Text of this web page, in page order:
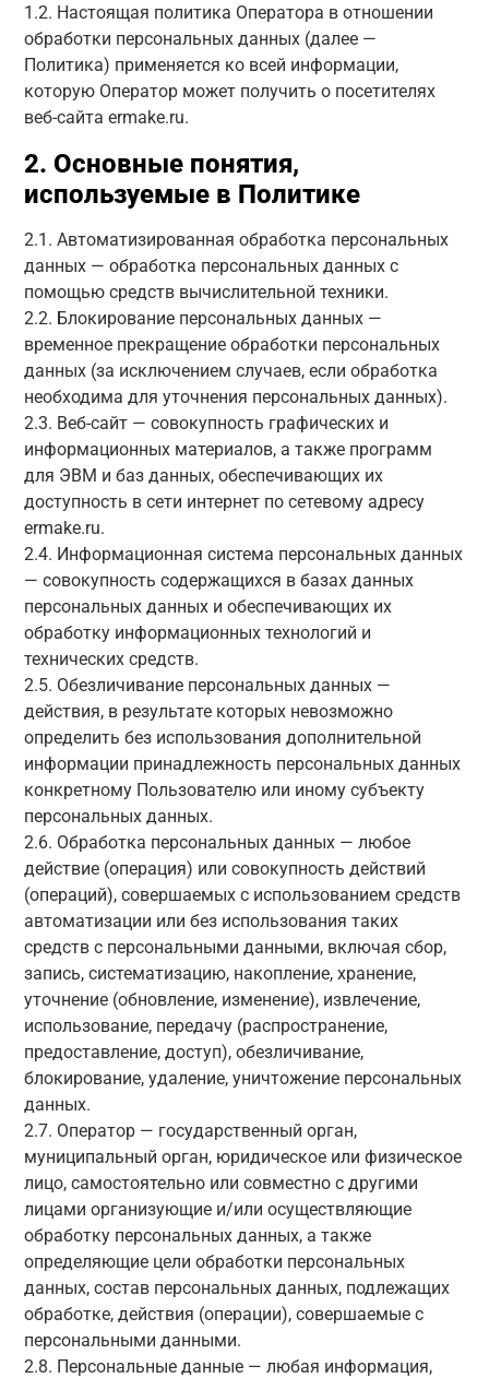
1.2. Настоящая политика Оператора в отношении
обработки персональных данных (далее —
Политика) применяется ко всей информации,
которую Оператор может получить о посетителях
веб-сайта ermake.ru.
2. Основные понятия,
используемые в Политике
2.1. Автоматизированная обработка персональных
данных — обработка персональных данных с
помощью средств вычислительной техники.
2.2. Блокирование персональных данных —
временное прекращение обработки персональных
данных (за исключением случаев, если обработка
необходима для уточнения персональных данных).
2.3. Веб-сайт — совокупность графических и
информационных материалов, а также программ
для ЭВМ и баз данных, обеспечивающих их
доступность в сети интернет по сетевому адресу
ermake.ru.
2.4. Информационная система персональных данных
— совокупность содержащихся в базах данных
персональных данных и обеспечивающих их
обработку информационных технологий и
технических средств.
2.5. Обезличивание персональных данных —
действия, в результате которых невозможно
определить без использования дополнительной
информации принадлежность персональных данных
конкретному Пользователю или иному субъекту
персональных данных.
2.6. Обработка персональных данных — любое
действие (операция) или совокупность действий
(операций), совершаемых с использованием средств
автоматизации или без использования таких
средств с персональными данными, включая сбор,
запись, систематизацию, накопление, хранение,
уточнение (обновление, изменение), извлечение,
использование, передачу (распространение,
предоставление, доступ), обезличивание,
блокирование, удаление, уничтожение персональных
данных.
2.7. Оператор — государственный орган,
муниципальный орган, юридическое или физическое
лицо, самостоятельно или совместно с другими
лицами организующие и/или осуществляющие
обработку персональных данных, а также
определяющие цели обработки персональных
данных, состав персональных данных, подлежащих
обработке, действия (операции), совершаемые с
персональными данными.
2.8. Персональные данные — любая информация,